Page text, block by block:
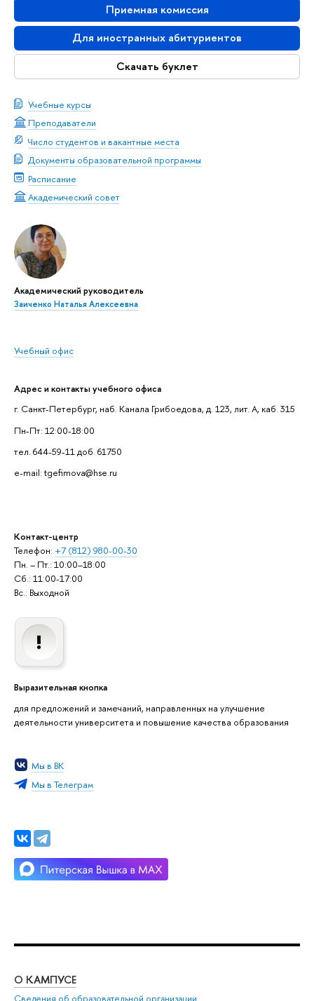
Приемная комиссия
Для иностранных абитуриентов
Скачать буклет
Учебные курсы
Преподаватели
Число студентов и вакантные места
Документы образовательной программы
Расписание
Академический совет
Академический руководитель
Заиченко Наталья Алексеевна
Учебный офис
Адрес и контакты учебного офиса
г. Санкт-Петербург, наб. Канала Грибоедова, д. 123, лит. А, каб. 315
Пн-Пт: 12:00-18:00
тел. 644-59-11 доб. 61750
e-mail: tgefimova@hse.ru
Контакт-центр
Телефон: +7 (812) 980-00-30
Пн. – Пт.: 10:00–18:00
Сб.: 11:00-17:00
Вс.: Выходной
Выразительная кнопка
для предложений и замечаний, направленных на улучшение
деятельности университета и повышение качества образования
Мы в ВК
Мы в Телеграм
О КАМПУСЕ
Сведения об образовательной организации